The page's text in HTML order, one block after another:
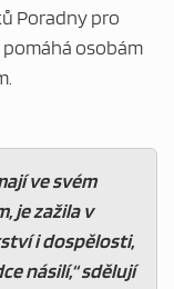
Poradny pro
osobám
ve svém
je zažila v
i dospělosti,
násilí,“ sdělují